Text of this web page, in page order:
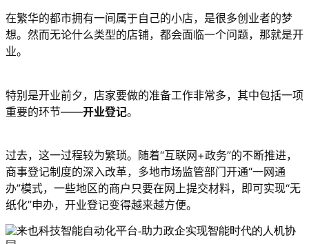
在繁华的都市拥有一间属于自己的小店，是很多创业者的梦
想。然而无论什么类型的店铺，都会面临一个问题，那就是开
业。
特别是开业前夕，店家要做的准备工作非常多，其中包括一项
重要的环节——开业登记。
过去，这一过程较为繁琐。随着“互联网+政务”的不断推进，
商事登记制度的深入改革，多地市场监管部门开通“一网通
办”模式，一些地区的商户只要在网上提交材料，即可实现“无
纸化”申办，开业登记变得越来越方便。